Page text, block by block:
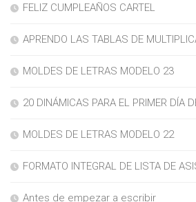
FELIZ CUMPLEAÑOS CARTEL
APRENDO LAS TABLAS DE
MOLDES DE LETRAS MODELO 23
20 DINÁMICAS PARA EL PRIMER DÍA
MOLDES DE LETRAS MODELO 22
FORMATO INTEGRAL DE LISTA DE
Antes de empezar a escribir